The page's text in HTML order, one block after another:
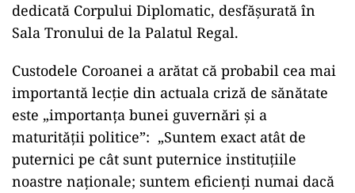
dedicată Corpului Diplomatic, desfăşurată în
Sala Tronului de la Palatul Regal.
Custodele Coroanei a arătat că probabil cea mai
importantă lecţie din actuala criză de sănătate
este „importanţa bunei guvernări şi a
maturităţii politice”: „Suntem exact atât de
puternici pe cât sunt puternice instituţiile
noastre naţionale; suntem eficienţi numai dacă